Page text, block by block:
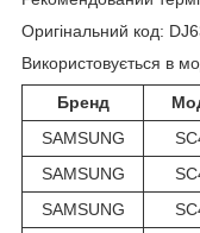
Оригінальний код:
Використовується в
Бренд
SAMSUNG
SAMSUNG
SAMSUNG